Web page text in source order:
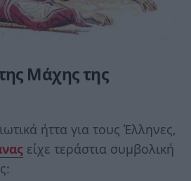
Μάχης της
ήττα για τους Έλληνες,
είχε τεράστια συμβολική